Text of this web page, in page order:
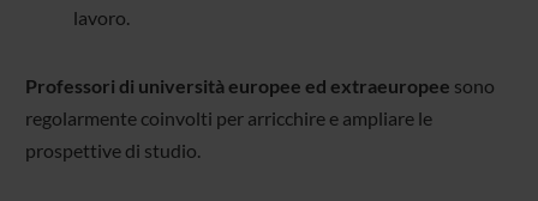
lavoro.
Professori di università europee ed extraeuropee sono
regolarmente coinvolti per arricchire e ampliare le
prospettive di studio.